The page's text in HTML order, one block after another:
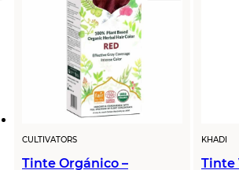
CULTIVATORS
Tinte Orgánico –
KHADI
Tinte